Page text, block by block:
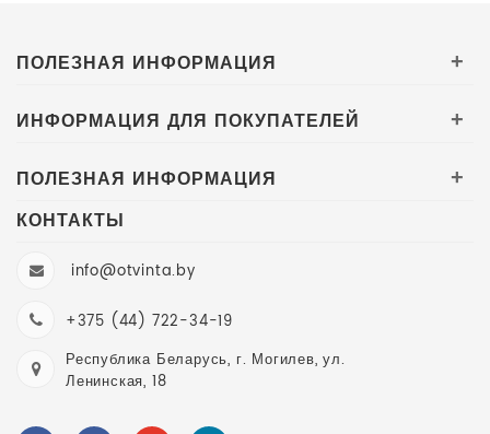
ПОЛЕЗНАЯ ИНФОРМАЦИЯ +
ИНФОРМАЦИЯ ДЛЯ ПОКУПАТЕЛЕЙ +
ПОЛЕЗНАЯ ИНФОРМАЦИЯ +
КОНТАКТЫ
info@otvinta.by
+375 (44) 722-34-19
Республика Беларусь, г. Могилев, ул.
Ленинская, 18